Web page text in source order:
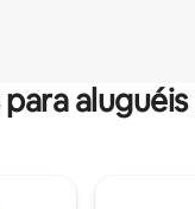
aluguéis